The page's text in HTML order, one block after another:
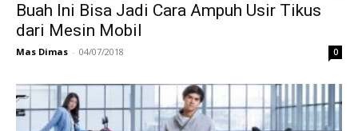
Buah Ini Bisa Jadi Cara Ampuh Usir Tikus
dari Mesin Mobil
Mas Dimas - 04/07/2018 0